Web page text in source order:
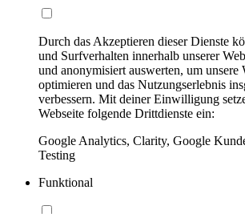
Durch das Akzeptieren dieser Dienste
und Surfverhalten innerhalb unserer
und anonymisiert auswerten, um unsere
optimieren und das Nutzungserlebnis
verbessern. Mit deiner Einwilligung
Webseite folgende Drittdienste ein:
Google Analytics, Clarity, Google
Testing
Funktional